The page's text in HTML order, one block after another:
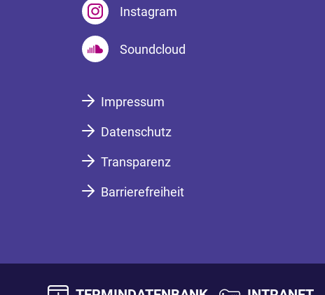
Instagram
Soundcloud
Impressum
Datenschutz
Transparenz
Barrierefreiheit